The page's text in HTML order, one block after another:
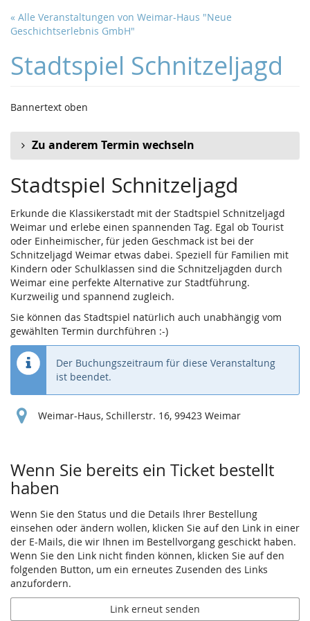
Zum
Haupt-
springen
« Alle Veranstaltungen von Weimar-Haus "Neue
Geschichtserlebnis GmbH"
Stadtspiel Schnitzeljagd
Bannertext oben
Zu anderem Termin wechseln
Stadtspiel Schnitzeljagd
Erkunde die Klassikerstadt mit der Stadtspiel Schnitzeljagd
Weimar und erlebe einen spannenden Tag. Egal ob Tourist
oder Einheimischer, für jeden Geschmack ist bei der
Schnitzeljagd Weimar etwas dabei. Speziell für Familien mit
Kindern oder Schulklassen sind die Schnitzeljagden durch
Weimar eine perfekte Alternative zur Stadtführung.
Kurzweilig und spannend zugleich.
Sie können das Stadtspiel natürlich auch unabhängig vom
gewählten Termin durchführen :-)
Der Buchungszeitraum für diese Veranstaltung
ist beendet.
Weimar-Haus, Schillerstr. 16, 99423 Weimar
Wenn Sie bereits ein Ticket bestellt
haben
Wenn Sie den Status und die Details Ihrer Bestellung
einsehen oder ändern wollen, klicken Sie auf den Link in einer
der E-Mails, die wir Ihnen im Bestellvorgang geschickt haben.
Wenn Sie den Link nicht finden können, klicken Sie auf den
folgenden Button, um ein erneutes Zusenden des Links
anzufordern.
Link erneut senden